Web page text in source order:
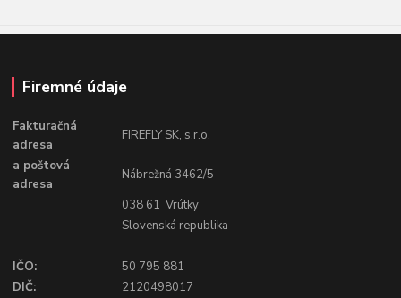
Firemné údaje
Fakturačná
adresa
FIREFLY SK, s.r.o.
a poštová
adresa
Nábrežná 3462/5
038 61 Vrútky
Slovenská republika
IČO:
50 795 881
DIČ:
2120498017